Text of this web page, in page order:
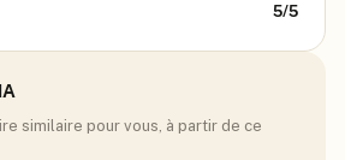
5/5
similaire pour vous, à partir de ce